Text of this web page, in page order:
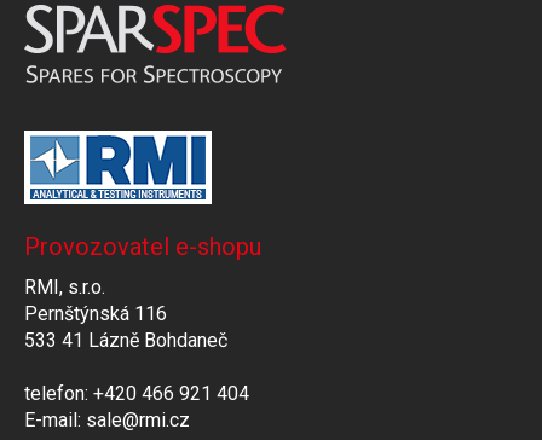
Provozovatel e-shopu
RMI, s.r.o.
Pernštýnská 116
533 41 Lázně Bohdaneč
telefon: +420 466 921 404
E-mail: sale@rmi.cz